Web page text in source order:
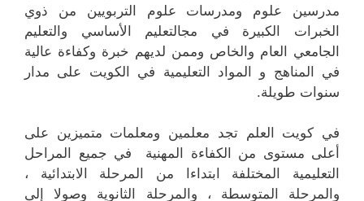
مدرسين علوم ومدرسات علوم التربويين من ذوي
الخبرات الكبيرة في مجالتعليم الأساسي والتعليم
الجامعي العام والخاص وممن لديهم خبرة وكفاءة عالية
في المناهج و المواد التعليمية في الكويت على مدار
سنوات طويلة.
في كويت العلم تجد معلمين ومعلمات متميزين على
أعلى مستوى من الكفاءة المهنية في جميع المراحل
التعليمية المختلفة ابتداءا من المرحلة الابتدائية ،
والمرحلة المتوسطة ، والمرحلة الثانوية وصولا إلى